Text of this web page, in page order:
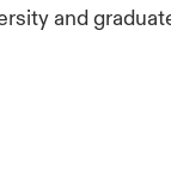
and